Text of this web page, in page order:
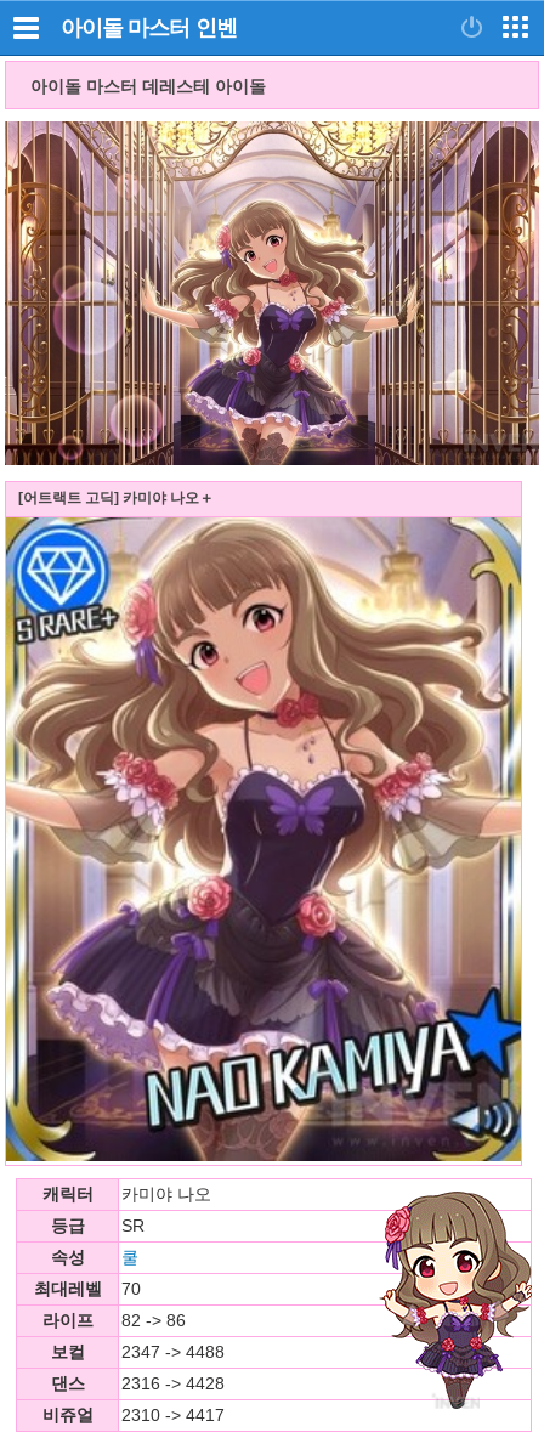
아이돌 마스터 인벤
아이돌 마스터 데레스테 아이돌
[어트랙트 고딕] 카미야 나오＋
캐릭터
카미야 나오
등급
SR
속성
쿨
최대레벨
70
라이프
82 -> 86
보컬
2347 -> 4488
댄스
2316 -> 4428
비쥬얼
2310 -> 4417